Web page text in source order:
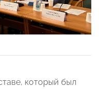
который был